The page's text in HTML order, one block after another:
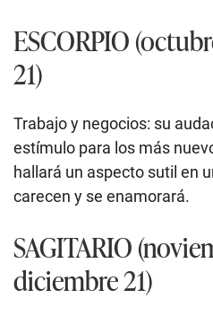
ESCORPIO
21)
Trabajo y negocios: su
estímulo para los más
hallará un aspecto sutil en
carecen y se enamorará.
SAGITARIO
diciembre 21)